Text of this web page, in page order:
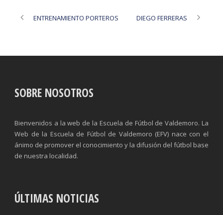
ENTRENAMIENTO PORTEROS DIEGO FERRERAS
SOBRE NOSOTROS
Bienvenidos a la web de la Escuela de Fútbol de Valdemoro. La
Web de la Escuela de Fútbol de Valdemoro (EFV) nace con el
ánimo de promover el conocimiento y la difusión del fútbol base
de nuestra localidad.
ÚLTIMAS NOTICIAS